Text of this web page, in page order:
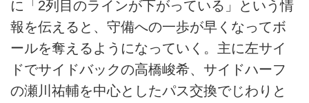
に「2列目のラインが下がっている」という情
報を伝えると、守備への一歩が早くなってボ
ールを奪えるようになっていく。主に左サイ
ドでサイドバックの高橋峻希、サイドハーフ
の瀬川祐輔を中心としたパス交換でじわりと